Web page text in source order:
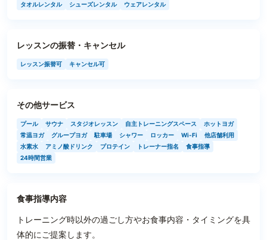
タオルレンタル シューズレンタル ウェアレンタル
レッスンの振替・キャンセル
レッスン振替可 キャンセル可
その他サービス
プール サウナ スタジオレッスン 自主トレーニングスペース
ホットヨガ
常温ヨガ
グループヨガ 駐車場 シャワー ロッカー Wi-Fi
他店舗利用
水素水
アミノ酸ドリンク プロテイン トレーナー指名
食事指導
24時間営業
食事指導内容
トレーニング時以外の過ごし方やお食事内容・タイミングを具
体的にご提案します。